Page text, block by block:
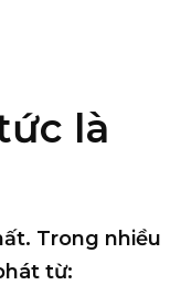
là
Trong nhiều
từ: